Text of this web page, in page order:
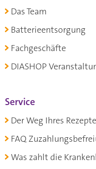
Das Team
Batterieentsorgung
Fachgeschäfte
DIASHOP
Service
Der Weg Ihres
FAQ
Was zahlt die